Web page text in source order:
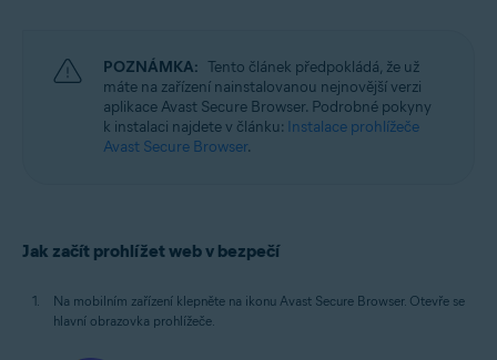
POZNÁMKA: Tento článek předpokládá, že už
máte na zařízení nainstalovanou nejnovější verzi
aplikace Avast Secure Browser. Podrobné pokyny
k instalaci najdete v článku: Instalace prohlížeče
Avast Secure Browser.
Jak začít prohlížet web v bezpečí
Na mobilním zařízení klepněte na ikonu Avast Secure Browser. Otevře se
hlavní obrazovka prohlížeče.